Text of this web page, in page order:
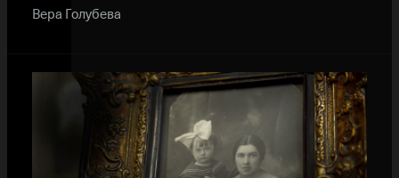
Вера Голубева